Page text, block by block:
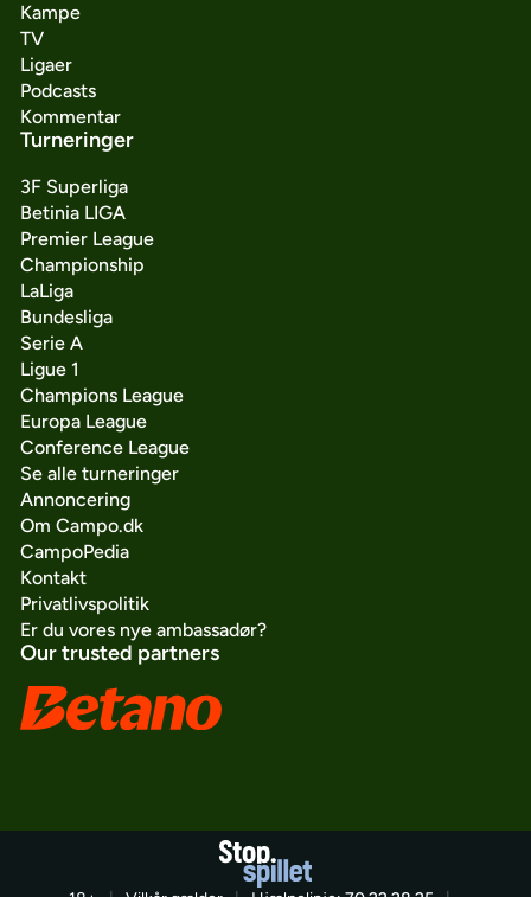
Kampe
TV
Ligaer
Podcasts
Kommentar
Turneringer
3F Superliga
Betinia LIGA
Premier League
Championship
LaLiga
Bundesliga
Serie A
Ligue 1
Champions League
Europa League
Conference League
Se alle turneringer
Annoncering
Om Campo.dk
CampoPedia
Kontakt
Privatlivspolitik
Er du vores nye ambassadør?
Our trusted partners